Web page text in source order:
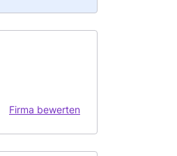
Firma bewerten